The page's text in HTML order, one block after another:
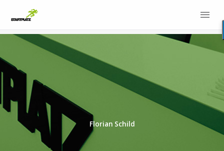
Florian Schild